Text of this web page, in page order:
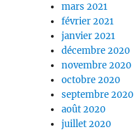
mars 2021
février 2021
janvier 2021
décembre 2020
novembre 2020
octobre 2020
septembre 2020
août 2020
juillet 2020